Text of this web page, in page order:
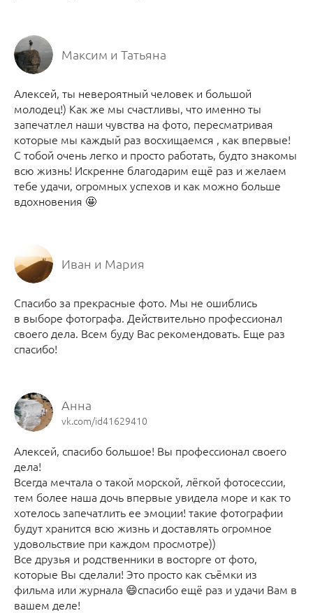
Максим и Татьяна
Алексей, ты невероятный человек и большой
молодец!) Как же мы счастливы, что именно ты
запечатлел наши чувства на фото, пересматривая
которые мы каждый раз восхищаемся , как впервые!
С тобой очень легко и просто работать, будто знакомы
всю жизнь! Искренне благодарим ещё раз и желаем
тебе удачи, огромных успехов и как можно больше
вдохновения 🤩
Иван и Мария
Спасибо за прекрасные фото. Мы не ошиблись
в выборе фотографа. Действительно профессионал
своего дела. Всем буду Вас рекомендовать. Еще раз
спасибо!
Анна
vk.com/id41629410
Алексей, спасибо большое! Вы профессионал своего
дела!
Всегда мечтала о такой морской, лёгкой фотосессии,
тем более наша дочь впервые увидела море и как то
хотелось запечатлить ее эмоции! такие фотографии
будут хранится всю жизнь и доставлять огромное
удовольствие при каждом просмотре))
Все друзья и родственники в восторге от фото,
которые Вы сделали! Это просто как съёмки из
фильма или журнала 😄спасибо ещё раз и удачи Вам в
вашем деле!